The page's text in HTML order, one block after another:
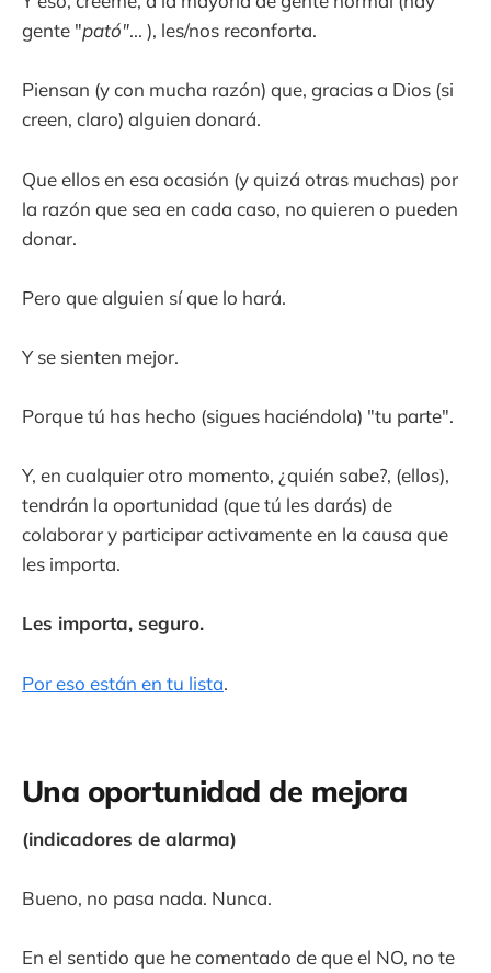
gente "pató"... ), les/nos reconforta.
Piensan (y con mucha razón) que, gracias a Dios (si
creen, claro) alguien donará.
Que ellos en esa ocasión (y quizá otras muchas) por
la razón que sea en cada caso, no quieren o pueden
donar.
Pero que alguien sí que lo hará.
Y se sienten mejor.
Porque tú has hecho (sigues haciéndola) "tu parte".
Y, en cualquier otro momento, ¿quién sabe?, (ellos),
tendrán la oportunidad (que tú les darás) de
colaborar y participar activamente en la causa que
les importa.
Les importa, seguro.
Por eso están en tu lista.
Una oportunidad de mejora
(indicadores de alarma)
Bueno, no pasa nada. Nunca.
En el sentido que he comentado de que el NO, no te